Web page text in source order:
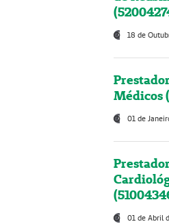
18 de
Médicos
01 de
01 de Abril